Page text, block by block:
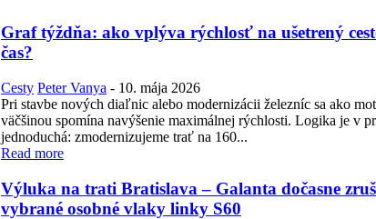
Graf týždňa: ako vplýva rýchlosť na ušetrený
čas?
Cesty Peter Vanya - 10. mája 2026
Pri stavbe nových diaľnic alebo modernizácii železníc sa ako
väčšinou spomína navýšenie maximálnej rýchlosti. Logika je v
jednoduchá: zmodernizujeme trať na 160...
Read more
Výluka na trati Bratislava – Galanta dočasne
vybrané osobné vlaky linky S60